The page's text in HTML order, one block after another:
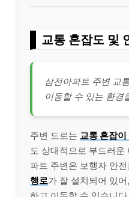
교통 혼잡도 및
삼전아파트 주변 교
이동할 수 있는 환경
주변 도로는 교통 혼잡이
도 상대적으로 부드러
파트 주변은 보행자 안전
행로가 잘 설치되어 있